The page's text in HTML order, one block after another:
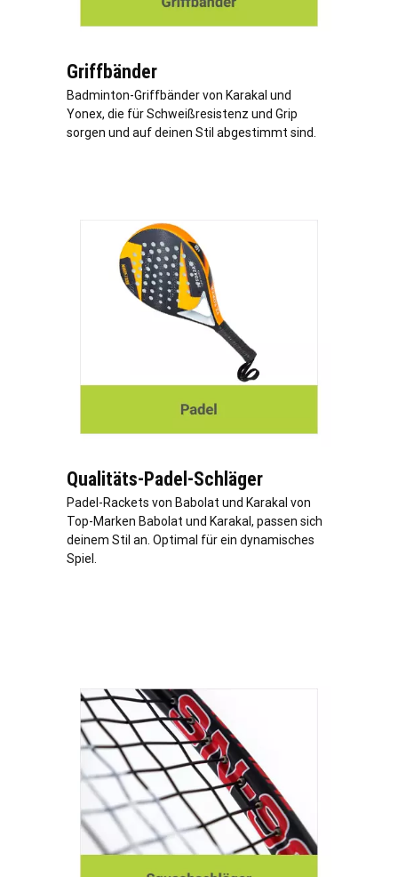
Griffbänder
Badminton-Griffbänder von Karakal und
Yonex, die für Schweißresistenz und Grip
sorgen und auf deinen Stil abgestimmt sind.
Qualitäts-Padel-Schläger
Padel-Rackets von Babolat und Karakal von
Top-Marken Babolat und Karakal, passen sich
deinem Stil an. Optimal für ein dynamisches
Spiel.